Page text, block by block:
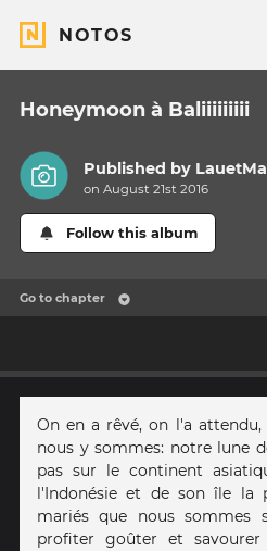
NOTOS
Honeymoon à Baliiiiiiiii
Published by
on August 21st 2016
Follow this album
Go to chapter
On en a rêvé, on l'a
nous y sommes: notre lune
pas sur le continent
l'Indonésie et de son île la
mariés que nous sommes
profiter goûter et